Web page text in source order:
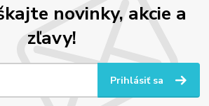
novinky, akcie a
zľavy!
Prihlásiť sa